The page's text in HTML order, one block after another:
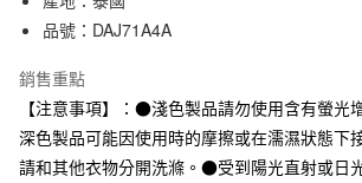
上海商業儲蓄銀行
臺灣中小企業銀行
匯豐（台灣）商業銀行
華泰商業銀
聯邦商業銀行
遠東國際商
元大商業銀行
永豐商業銀
玉山商業銀行
星展（台灣
LINE Pay
Apple Pay
街口支付
悠遊付
品號：DAJ71A4A
銷售重點
【注意事項】：●淺色製品請勿使用含有螢
深色製品可能因使用時的摩擦或在濡濕狀態下
請和其他衣物分開洗滌。●受到陽光直射或日